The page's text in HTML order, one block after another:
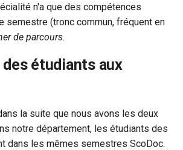
n'a que des compétences
semestre (tronc commun, fréquent en
de parcours.
étudiants aux
la suite que nous avons les deux
notre département, les étudiants des
dans les mêmes semestres ScoDoc.